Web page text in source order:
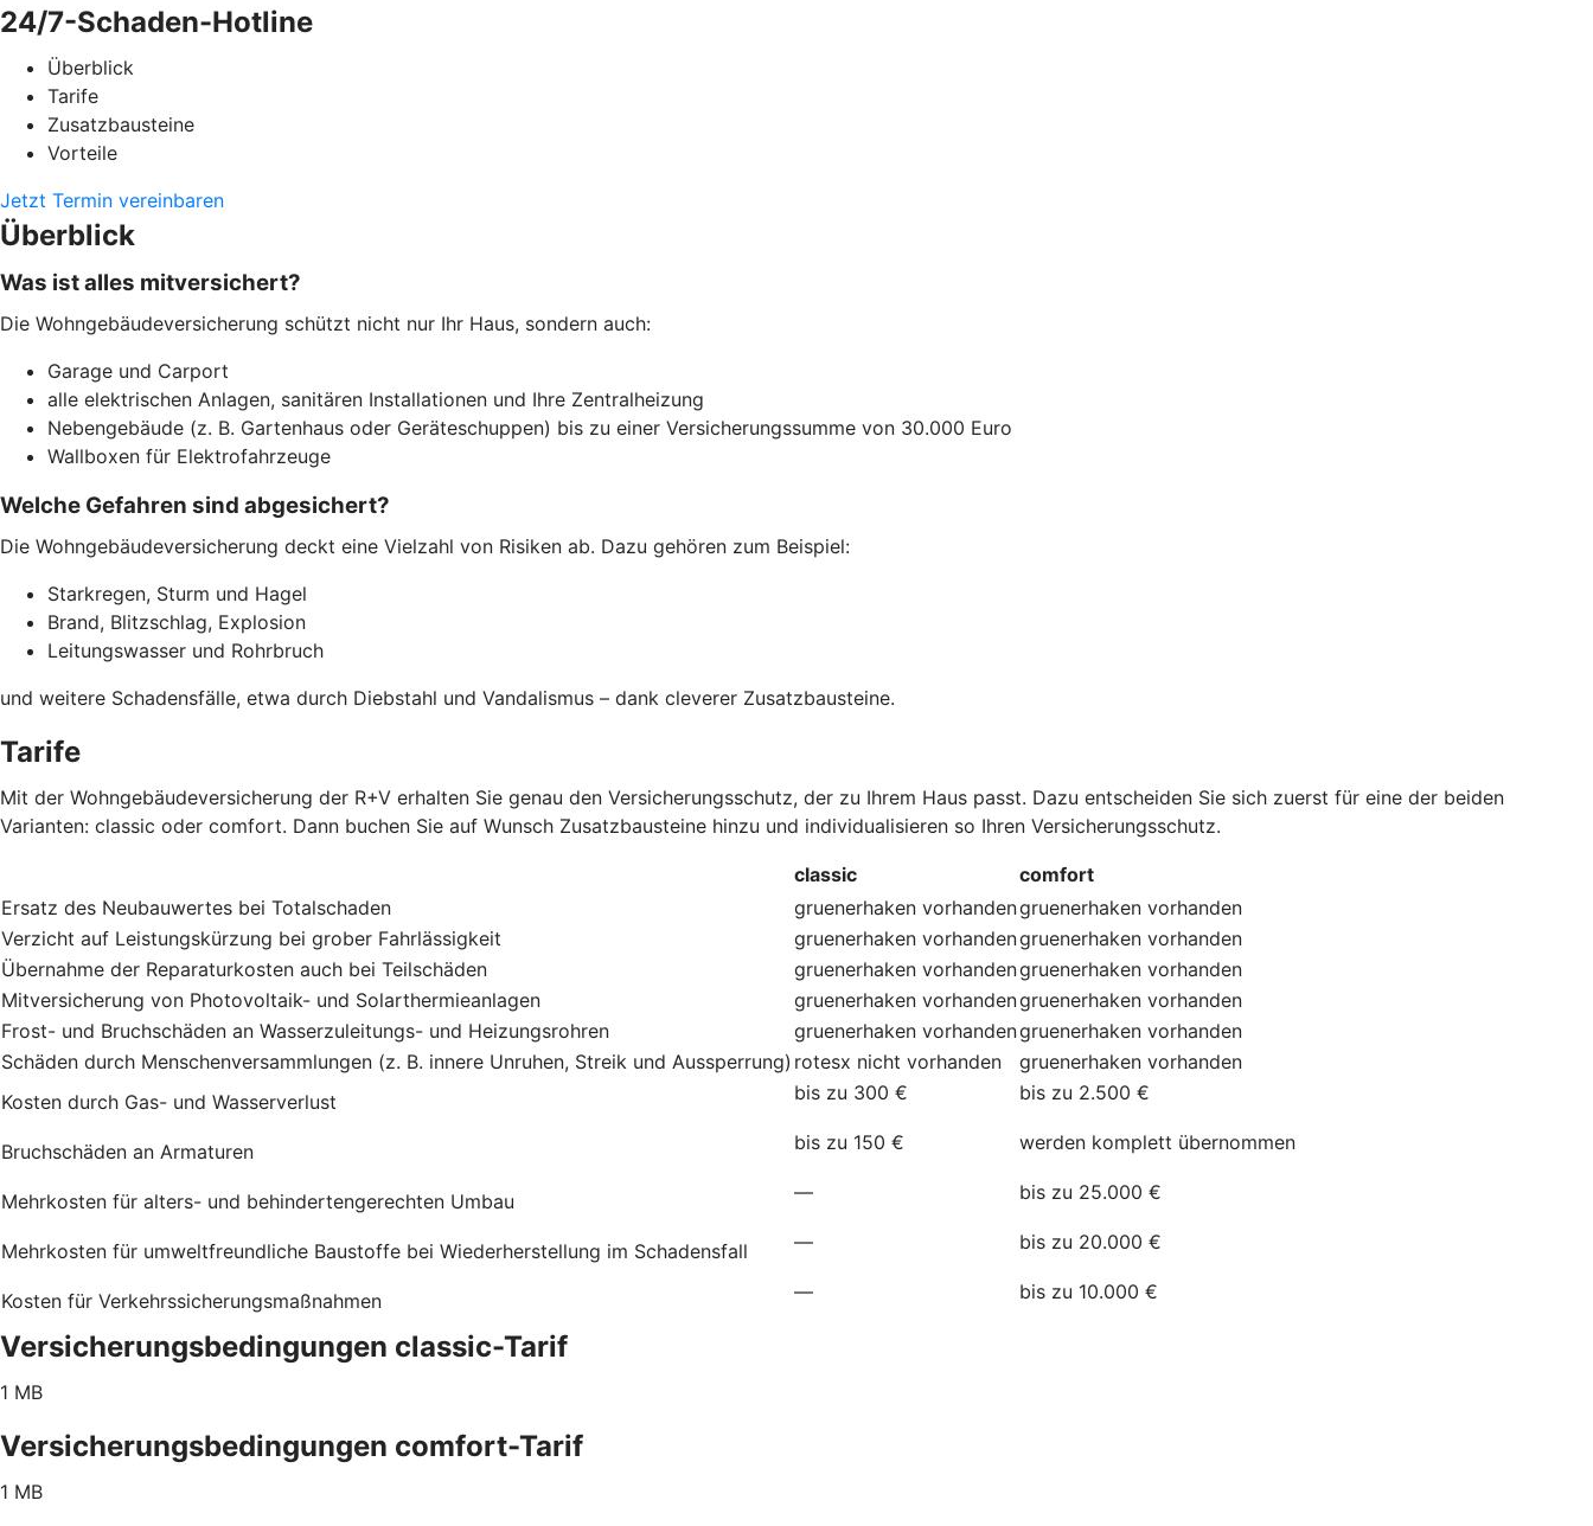
24/7-Schaden-Hotline
Überblick
Tarife
Zusatzbausteine
Vorteile
Jetzt Termin vereinbaren
Überblick
Was ist alles mitversichert?
Die Wohngebäudeversicherung schützt nicht nur Ihr Haus, sondern auch:
Garage und Carport
alle elektrischen Anlagen, sanitären Installationen und Ihre Zentralheizung
Nebengebäude (z. B. Gartenhaus oder Geräteschuppen) bis zu einer Versicherungssumme von 30.000 Euro
Wallboxen für Elektrofahrzeuge
Welche Gefahren sind abgesichert?
Die Wohngebäudeversicherung deckt eine Vielzahl von Risiken ab. Dazu gehören zum Beispiel:
Starkregen, Sturm und Hagel
Brand, Blitzschlag, Explosion
Leitungswasser und Rohrbruch
und weitere Schadensfälle, etwa durch Diebstahl und Vandalismus – dank cleverer Zusatzbausteine.
Tarife
Mit der Wohngebäudeversicherung der R+V erhalten Sie genau den Versicherungsschutz, der zu Ihrem Haus passt. Dazu entscheiden Sie sich zuerst für eine der beiden
Varianten: classic oder comfort. Dann buchen Sie auf Wunsch Zusatzbausteine hinzu und individualisieren so Ihren Versicherungsschutz.
classic
comfort
Ersatz des Neubauwertes bei Totalschaden
gruenerhaken vorhandengruenerhaken vorhanden
Verzicht auf Leistungskürzung bei grober Fahrlässigkeit
gruenerhaken vorhandengruenerhaken vorhanden
Übernahme der Reparaturkosten auch bei Teilschäden
gruenerhaken vorhandengruenerhaken vorhanden
Mitversicherung von Photovoltaik- und Solarthermieanlagen
gruenerhaken vorhandengruenerhaken vorhanden
Frost- und Bruchschäden an Wasserzuleitungs- und Heizungsrohren
gruenerhaken vorhandengruenerhaken vorhanden
Schäden durch Menschenversammlungen (z. B. innere Unruhen, Streik und Aussperrung) rotesx nicht vorhanden gruenerhaken vorhanden
Kosten durch Gas- und Wasserverlust
bis zu 300 € bis zu 2.500 €
Bruchschäden an Armaturen bis zu 150 € werden komplett übernommen
Mehrkosten für alters- und behindertengerechten Umbau — bis zu 25.000 €
Mehrkosten für umweltfreundliche Baustoffe bei Wiederherstellung im Schadensfall — bis zu 20.000 €
Kosten für Verkehrssicherungsmaßnahmen — bis zu 10.000 €
Versicherungsbedingungen classic-Tarif
1 MB
Versicherungsbedingungen comfort-Tarif
1 MB